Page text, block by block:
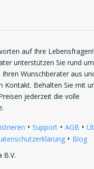
auf Ihre
unterstützen Sie rund
Ihren Wunschberater aus
Kontakt. Behalten Sie mit
jederzeit die volle
• Support • AGB •
• Blog
B.V.